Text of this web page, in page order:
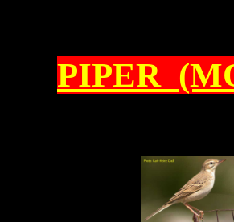
PIPER